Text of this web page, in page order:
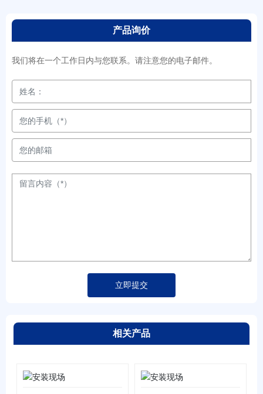
产品询价
我们将在一个工作日内与您联系。请注意您的电子邮件。
立即提交
相关产品